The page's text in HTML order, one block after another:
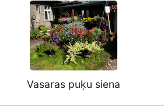
Vasaras puķu siena